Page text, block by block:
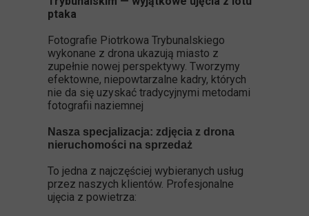
ptaka
Fotografie Piotrkowa Trybunalskiego
wykonane z drona ukazują miasto z
zupełnie nowej perspektywy. Tworzymy
efektowne, niepowtarzalne kadry, których
nie da się uzyskać tradycyjnymi metodami
fotografii naziemnej
Nasza specjalizacja: zdjęcia z drona
nieruchomości na sprzedaż
To jedna z najczęściej wybieranych usług
przez naszych klientów. Profesjonalne
ujęcia z powietrza: